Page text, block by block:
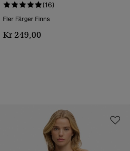
(16)
Fler Färger Finns
Kr 249,00